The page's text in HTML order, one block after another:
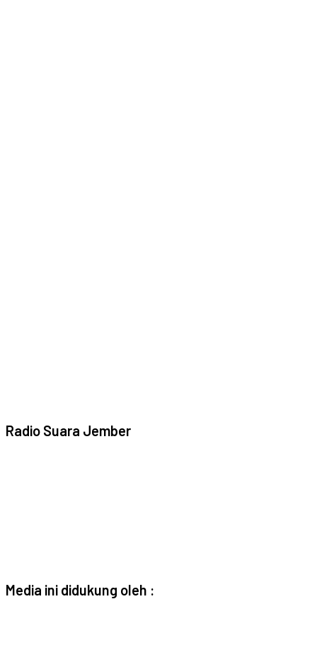
Radio Suara Jember
Media ini didukung oleh :